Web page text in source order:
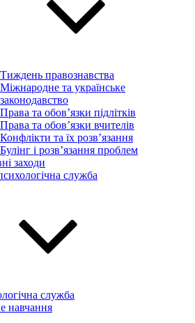
Тиждень правознавства
Міжнародне та українське
законодавство
Права та обов’язки підлітків
Права та обов’язки вчителів
Конфлікти та їх розв’язання
Булінг і розв’язання проблем
заходи
служба
служба
навчання